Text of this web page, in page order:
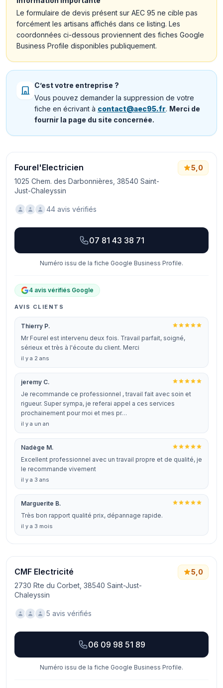
Le formulaire de devis présent sur AEC 95 ne cible pas
forcément les artisans affichés dans ce listing. Les
coordonnées ci-dessous proviennent des fiches Google
Business Profile disponibles publiquement.
C’est votre entreprise ?
Vous pouvez demander la suppression de votre
fiche en écrivant à contact@aec95.fr. Merci de
fournir la page du site concernée.
Fourel'Electricien
1025 Chem. des Darbonnières, 38540 Saint-
Just-Chaleyssin
5,0
44 avis vérifiés
07 81 43 38 71
Numéro issu de la fiche Google Business Profile.
4 avis vérifiés Google
AVIS CLIENTS
Thierry P.
Mr Fourel est intervenu deux fois. Travail parfait, soigné,
sérieux et très à l'écoute du client. Merci
il y a 2 ans
jeremy C.
Je recommande ce professionnel , travail fait avec soin et
rigueur. Super sympa, je referai appel a ces services
prochainement pour moi et mes pr…
il y a un an
Nadège M.
Excellent professionnel avec un travail propre et de qualité, je
le recommande vivement
il y a 3 ans
Marguerite B.
Très bon rapport qualité prix, dépannage rapide.
il y a 3 mois
CMF Electricité
2730 Rte du Corbet, 38540 Saint-Just-
Chaleyssin
5,0
5 avis vérifiés
06 09 98 51 89
Numéro issu de la fiche Google Business Profile.